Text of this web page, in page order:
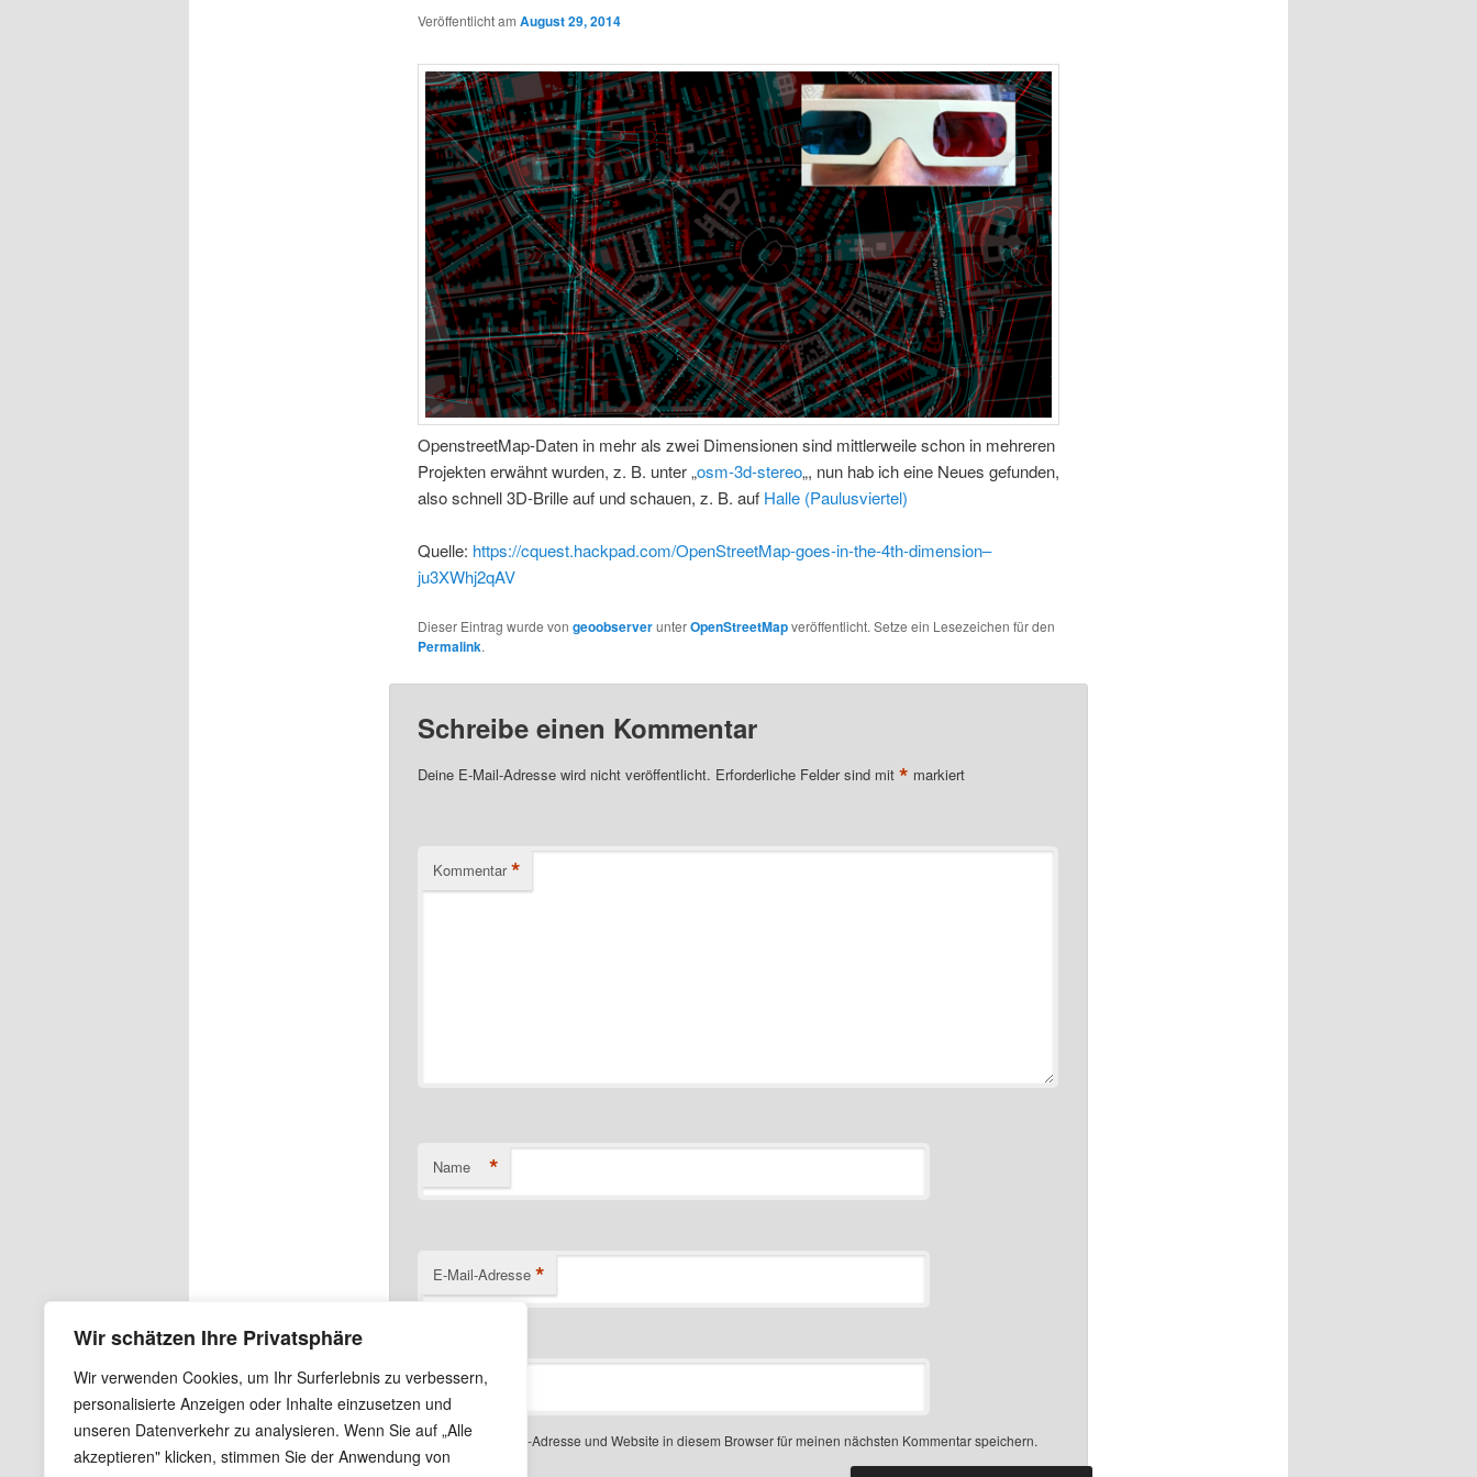
Wir schätzen Ihre Privatsphäre
Wir verwenden Cookies, um Ihr Surferlebnis zu verbessern,
personalisierte Anzeigen oder Inhalte einzusetzen und
unseren Datenverkehr zu analysieren. Wenn Sie auf „Alle
akzeptieren" klicken, stimmen Sie der Anwendung von
Veröffentlicht am August 29, 2014
OpenstreetMap-Daten in mehr als zwei Dimensionen sind mittlerweile schon in mehreren
Projekten erwähnt wurden, z. B. unter „osm-3d-stereo„, nun hab ich eine Neues gefunden,
also schnell 3D-Brille auf und schauen, z. B. aufHalle (Paulusviertel)
Quelle: https://cquest.hackpad.com/OpenStreetMap-goes-in-the-4th-dimension–
ju3XWhj2qAV
Dieser Eintrag wurde von geoobserverunterOpenStreetMapveröffentlicht. Setze ein Lesezeichen für den
Permalink.
Schreibe einen Kommentar
Deine E-Mail-Adresse wird nicht veröffentlicht. Erforderliche Felder sind mit * markiert
Kommentar *
Name *
E-Mail-Adresse *
Website
Name, E-Mail-Adresse und Website in diesem Browser für meinen nächsten Kommentar speichern.